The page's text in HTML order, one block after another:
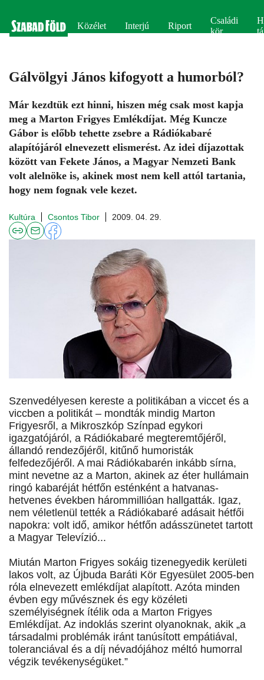
Közélet Interjú Riport
Családi
kör
Gálvölgyi János kifogyott a humorból?
Már kezdtük ezt hinni, hiszen még csak most kapja
meg a Marton Frigyes Emlékdíjat. Még Kuncze
Gábor is előbb tehette zsebre a Rádiókabaré
alapítójáról elnevezett elismerést. Az idei díjazottak
között van Fekete János, a Magyar Nemzeti Bank
volt alelnöke is, akinek most nem kell attól tartania,
hogy nem fognak vele kezet.
Kultúra Csontos Tibor 2009. 04. 29.
Szenvedélyesen kereste a politikában a viccet és a
viccben a politikát – mondták mindig Marton
Frigyesről, a Mikroszkóp Színpad egykori
igazgatójáról, a Rádiókabaré megteremtőjéről,
állandó rendezőjéről, kitűnő humoristák
felfedezőjéről. A mai Rádiókabarén inkább sírna,
mint nevetne az a Marton, akinek az éter hullámain
ringó kabaréját hétfőn esténként a hatvanas-
hetvenes években hárommillióan hallgatták. Igaz,
nem véletlenül tették a Rádiókabaré adásait hétfői
napokra: volt idő, amikor hétfőn adásszünetet tartott
a Magyar Televízió...
Miután Marton Frigyes sokáig tizenegyedik kerületi
lakos volt, az Újbuda Baráti Kör Egyesület 2005-ben
róla elnevezett emlékdíjat alapított. Azóta minden
évben egy művésznek és egy közéleti
személyiségnek ítélik oda a Marton Frigyes
Emlékdíjat. Az indoklás szerint olyanoknak, akik „a
társadalmi problémák iránt tanúsított empátiával,
toleranciával és a díj névadójához méltó humorral
végzik tevékenységüket.”